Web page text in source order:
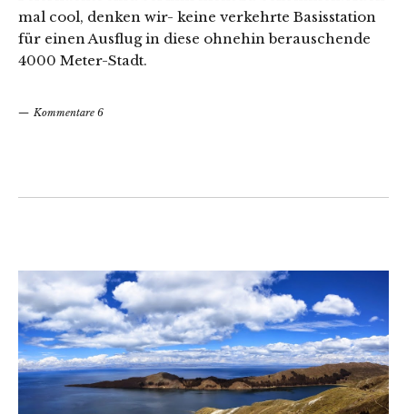
mal cool, denken wir- keine verkehrte Basisstation
für einen Ausflug in diese ohnehin berauschende
4000 Meter-Stadt.
Kommentare 6